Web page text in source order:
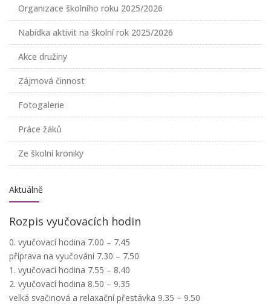
Organizace školního roku 2025/2026
Nabídka aktivit na školní rok 2025/2026
Akce družiny
Zájmová činnost
Fotogalerie
Práce žáků
Ze školní kroniky
Aktuálně
Rozpis vyučovacích hodin
0. vyučovací hodina 7.00 – 7.45
příprava na vyučování 7.30 – 7.50
1. vyučovací hodina 7.55 – 8.40
2. vyučovací hodina 8.50 – 9.35
velká svačinová a relaxační přestávka 9.35 – 9.50